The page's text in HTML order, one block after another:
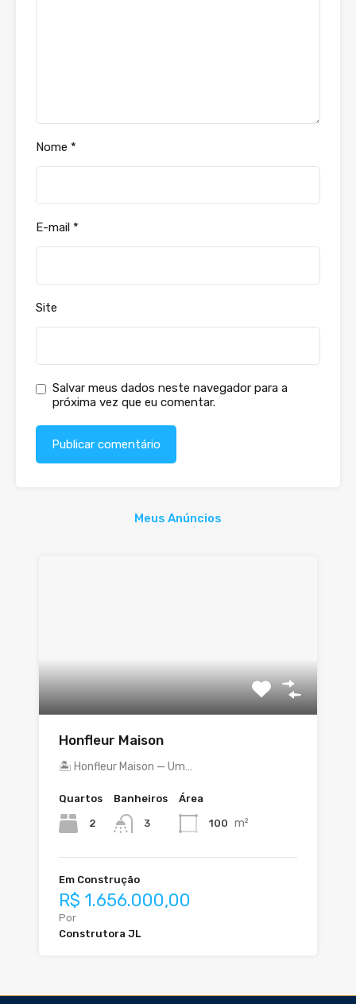
Nome *
E-mail *
Site
Salvar meus dados neste navegador para a
próxima vez que eu comentar.
Meus Anúncios
Honfleur Maison
🏝️ Honfleur Maison — Um…
Quartos
2
Banheiros
3
Área
100 m²
Em Construção
R$ 1.656.000,00
Por
Construtora JL